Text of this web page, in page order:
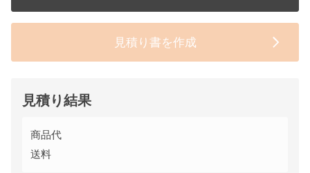
見積り書を作成
見積り結果
商品代
送料